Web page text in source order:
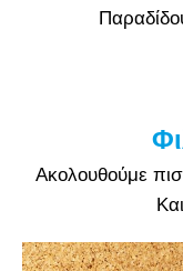
Ακολουθούμε